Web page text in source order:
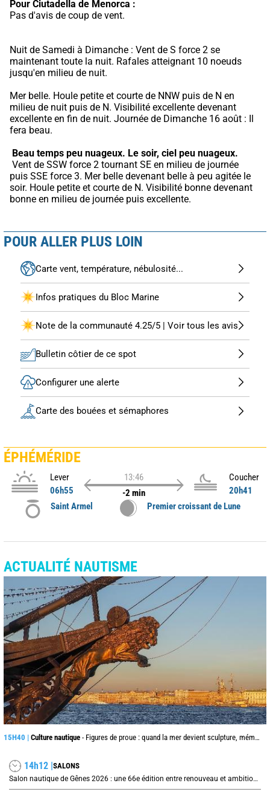
Pour Ciutadella de Menorca :
Pas d'avis de coup de vent.
Nuit de Samedi à Dimanche : Vent de S force 2 se
maintenant toute la nuit. Rafales atteignant 10 noeuds
jusqu'en milieu de nuit.
Mer belle. Houle petite et courte de NNW puis de N en
milieu de nuit puis de N. Visibilité excellente devenant
excellente en fin de nuit. Journée de Dimanche 16 août : Il
fera beau.
Beau temps peu nuageux. Le soir, ciel peu nuageux.
puis SSE force 3. Mer belle devenant belle à peu agitée le
soir. Houle petite et courte de N. Visibilité bonne devenant
bonne en milieu de journée puis excellente.
POUR ALLER PLUS LOIN
Carte vent, température, nébulosité...
Infos pratiques du Bloc Marine
Note de la communauté 4.25/5 | Voir tous les avis
Bulletin côtier de ce spot
Configurer une alerte
Carte des bouées et sémaphores
ÉPHÉMÉRIDE
Lever
06h55
13:46
-2 min
Coucher
20h41
Saint Armel
Premier croissant de Lune
ACTUALITÉ NAUTISME
15H40 | Culture nautique - Figures de proue : quand la mer devient sculpture, mémoire et mystère
14h12 |SALONS
Salon nautique de Gênes 2026 : une 66e édition entre renouveau et ambitions internationales